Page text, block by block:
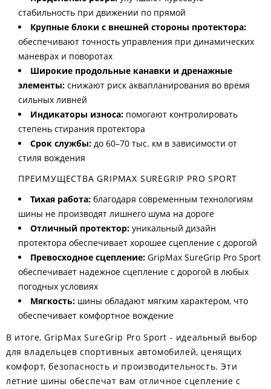
стабильность при движении по прямой
Крупные блоки с внешней стороны протектора:
обеспечивают точность управления при динамических
маневрах и поворотах
Широкие продольные канавки и дренажные
элементы: снижают риск аквапланирования во время
сильных ливней
Индикаторы износа: помогают контролировать
степень стирания протектора
Срок службы: до 60–70 тыс. км в зависимости от
стиля вождения
ПРЕИМУЩЕСТВА GRIPMAX SUREGRIP PRO SPORT
Тихая работа: благодаря современным технологиям
шины не производят лишнего шума на дороге
Отличный протектор: уникальный дизайн
протектора обеспечивает хорошее сцепление с дорогой
Превосходное сцепление: GripMax SureGrip Pro Sport
обеспечивает надежное сцепление с дорогой в любых
погодных условиях
Мягкость: шины обладают мягким характером, что
обеспечивает комфортное вождение
В итоге, GripMax SureGrip Pro Sport - идеальный выбор
для владельцев спортивных автомобилей, ценящих
комфорт, безопасность и производительность. Эти
летние шины обеспечат вам отличное сцепление с